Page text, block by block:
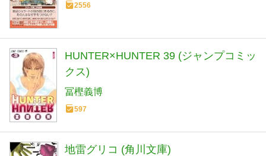
2556
HUNTER×HUNTER 39 (ジャンプコミッ
クス)
冨樫義博
597
地雷グリコ (角川文庫)